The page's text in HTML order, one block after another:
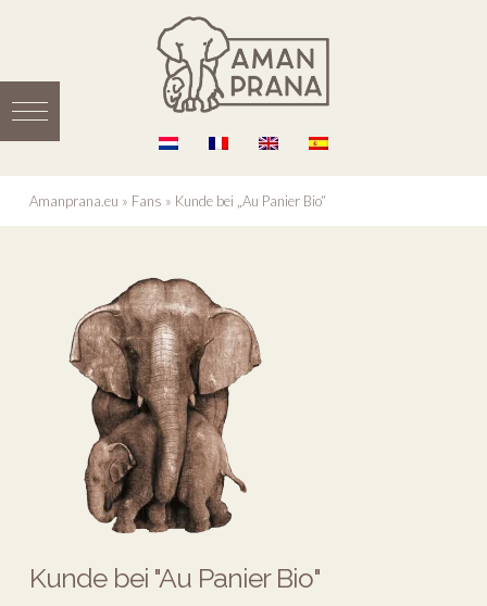
Amanprana.eu » Fans » Kunde bei „Au Panier Bio“
Kunde bei "Au Panier Bio"